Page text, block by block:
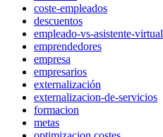
coste-empleados
descuentos
empleado-vs-asistente-virtual
emprendedores
empresa
empresarios
externalización
externalizacion-de-servicios
formacion
metas